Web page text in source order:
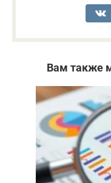
Вам также